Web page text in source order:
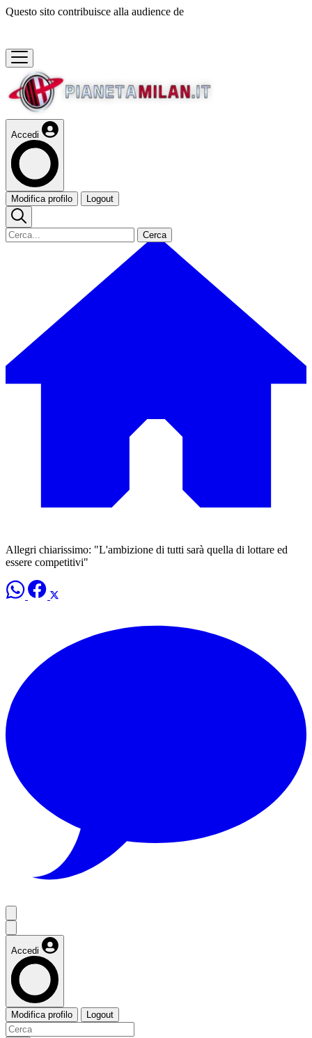
Questo sito contribuisce alla audience de
Accedi
Modifica profilo Logout
Cerca
Allegri chiarissimo: "L'ambizione di tutti sarà quella di lottare ed
essere competitivi"
Accedi
Modifica profilo Logout